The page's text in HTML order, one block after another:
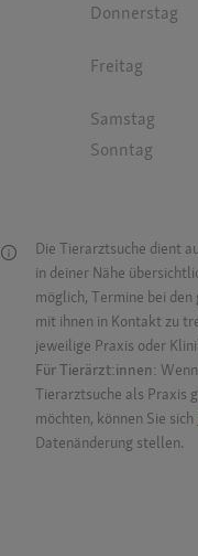
Donnerstag
Freitag
Samstag
Sonntag
Die Tierarztsuche dient
in deiner Nähe
möglich, Termine bei
mit ihnen in Kontakt zu
jeweilige Praxis oder
Für Tierärzt:innen:
Tierarztsuche als Praxis
möchten, können Sie sich
Datenänderung stellen.